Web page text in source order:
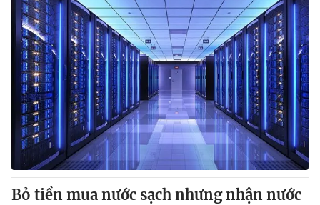
® Cấm sao chép dưới mọi hình thức nếu không có sự chấp
thuận bằng văn bản. Ghi rõ nguồn VTV.vn khi phát hành lại
thông tin từ website này.
Bỏ tiền mua nước sạch nhưng nhận nước